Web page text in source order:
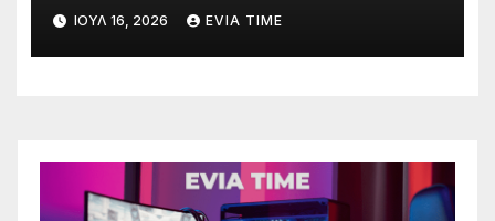
λόγω πολύ υψηλού κινδύνου
πυρκαγιάς
ΙΟΎΛ 16, 2026 EVIA TIME